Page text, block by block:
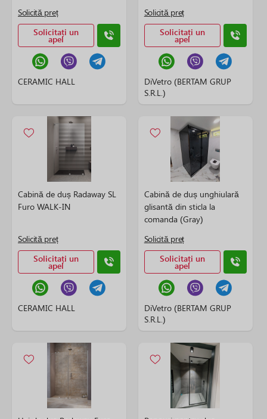
Solicită preț
Solicitați un
apel
CERAMIC HALL
Solicită preț
Solicitați un
apel
DiVetro (BERTAM GRUP
S.R.L.)
Cabină de duș Radaway SL
Furo WALK-IN
Solicită preț
Solicitați un
apel
CERAMIC HALL
Cabină de duș unghiulară
glisantă din sticla la
comanda (Gray)
Solicită preț
Solicitați un
apel
DiVetro (BERTAM GRUP
S.R.L.)